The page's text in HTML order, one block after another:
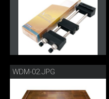
WDM-02.JPG